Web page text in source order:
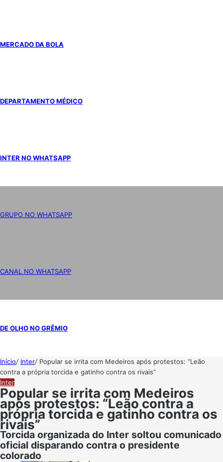
MERCADO DA BOLA
DEPARTAMENTO MÉDICO
INTER NO WHATSAPP
GRUPO NO WHATSAPP
CANAL NO WHATSAPP
DE OLHO NO GRÊMIO
Início/ Inter/ Popular se irrita com Medeiros após protestos: “Leão
contra a própria torcida e gatinho contra os rivais”
Inter
Popular se irrita com Medeiros
após protestos: “Leão contra a
própria torcida e gatinho contra os
rivais”
Torcida organizada do Inter soltou comunicado
oficial disparando contra o presidente
colorado